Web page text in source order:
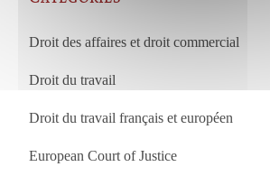
Droit des affaires et droit commercial
Droit du travail
Droit du travail français et européen
European Court of Justice